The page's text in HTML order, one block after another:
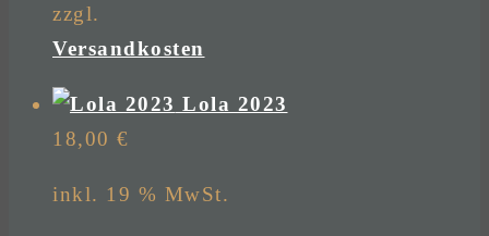
zzgl.
Versandkosten
Lola 2023
18,00 €
inkl. 19 % MwSt.